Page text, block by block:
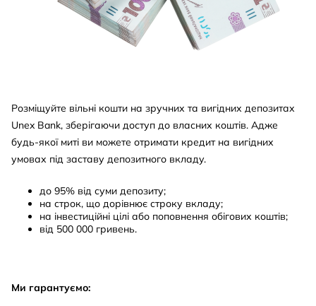
Розміщуйте вільні кошти на зручних та вигідних депозитах
Unex Bank, зберігаючи доступ до власних коштів. Адже
будь-якої миті ви можете отримати кредит на вигідних
умовах під заставу депозитного вкладу.
до 95% від суми депозиту;
на строк, що дорівнює строку вкладу;
на інвестиційні цілі або поповнення обігових коштів;
від 500 000 гривень.
Ми гарантуємо: